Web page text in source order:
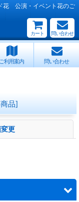
公演・イベント花のご
カート 問い合わせ
ご利用案内 問い合わせ
品]
更